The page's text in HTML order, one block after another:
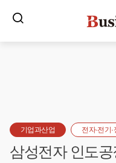
기업과산업 전자·전기
삼성전자 인도